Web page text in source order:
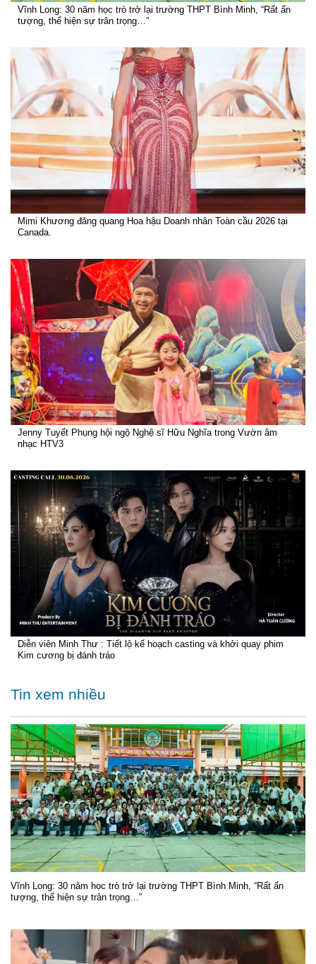
Vĩnh Long: 30 năm học trò trở lại trường THPT Bình Minh, “Rất ấn
tượng, thể hiện sự trân trọng…”
Mimi Khương đăng quang Hoa hậu Doanh nhân Toàn cầu 2026 tại
Canada.
Jenny Tuyết Phụng hội ngộ Nghệ sĩ Hữu Nghĩa trong Vườn âm
nhạc HTV3
Diễn viên Minh Thư : Tiết lộ kế hoạch casting và khởi quay phim
Kim cương bị đánh tráo
Tin xem nhiều
Vĩnh Long: 30 năm học trò trở lại trường THPT Bình Minh, “Rất ấn
tượng, thể hiện sự trân trọng…”